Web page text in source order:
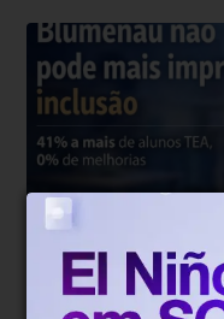
Rodrigo Gonçalves